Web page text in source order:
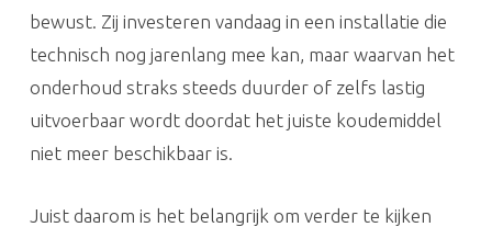
bewust. Zij investeren vandaag in een installatie die
technisch nog jarenlang mee kan, maar waarvan het
onderhoud straks steeds duurder of zelfs lastig
uitvoerbaar wordt doordat het juiste koudemiddel
niet meer beschikbaar is.
Juist daarom is het belangrijk om verder te kijken